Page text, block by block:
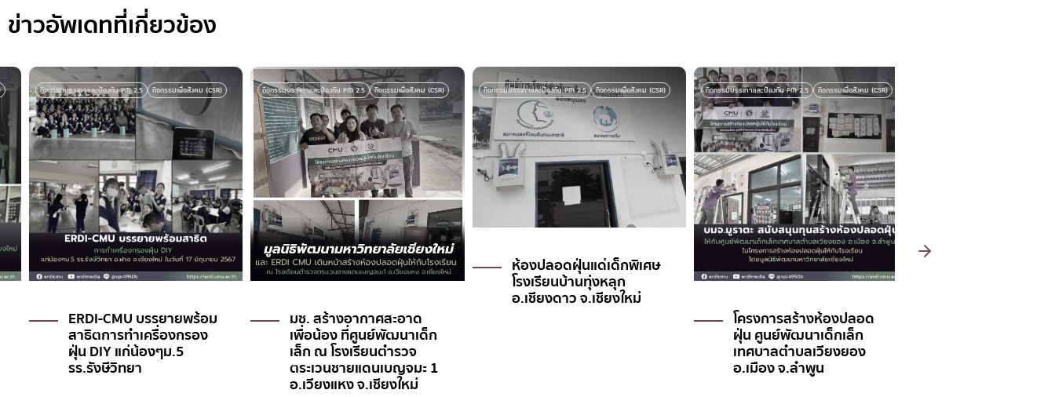
ข่าวอัพเดทที่เกี่ยวข้อง
กิจกรรมบรรเทาและป้องกัน PM 2.5 กิจกรรมเพื่อสังคม (CSR)
ERDI-CMU บรรยายพร้อม
สาธิตการทำเครื่องกรอง
ฝุ่น DIY แก่น้องๆม.5
รร.รังษีวิทยา
กิจกรรมบรรเทาและป้องกัน PM 2.5 กิจกรรมเพื่อสังคม (CSR)
มช. สร้างอากาศสะอาด
เพื่อน้อง ที่ศูนย์พัฒนาเด็ก
เล็ก ณ โรงเรียนตำรวจ
ตระเวนชายแดนเบญจมะ 1
อ.เวียงแหง จ.เชียงใหม่
กิจกรรมบรรเทาและป้องกัน PM 2.5 กิจกรรมเพื่อสังคม (CSR)
ห้องปลอดฝุ่นแด่เด็กพิเศษ
โรงเรียนบ้านทุ่งหลุก
อ.เชียงดาว จ.เชียงใหม่
กิจกรรมบรรเทาและป้องกัน PM 2.5 กิจกรรมเพื่อสังคม (CSR)
โครงการสร้างห้องปลอด
ฝุ่น ศูนย์พัฒนาเด็กเล็ก
เทศบาลตำบลเวียงยอง
อ.เมือง จ.ลำพูน